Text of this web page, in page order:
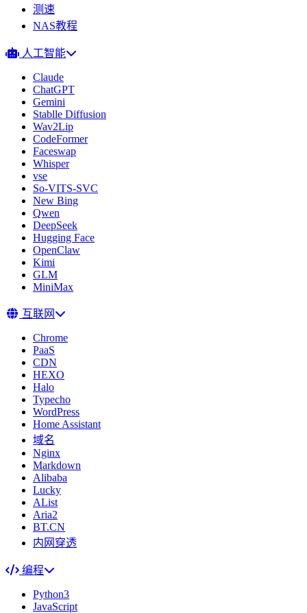
测速
NAS教程
人工智能
Claude
ChatGPT
Gemini
Stablle Diffusion
Wav2Lip
CodeFormer
Faceswap
Whisper
vse
So-VITS-SVC
New Bing
Qwen
DeepSeek
Hugging Face
OpenClaw
Kimi
GLM
MiniMax
互联网
Chrome
PaaS
CDN
HEXO
Halo
Typecho
WordPress
Home Assistant
域名
Nginx
Markdown
Alibaba
Lucky
AList
Aria2
BT.CN
内网穿透
编程
Python3
JavaScript